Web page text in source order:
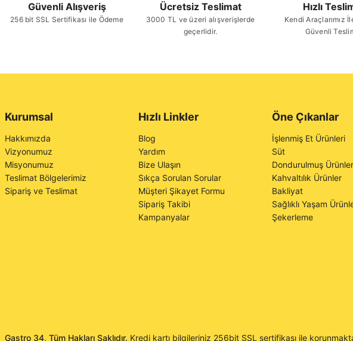
Güvenli Alışveriş
256 bit SSL Sertifikası ile Ödeme
Ücretsiz Teslimat
3000 TL ve üzeri alışverişlerde
geçerlidir.
Hızlı
Kendi Araçlarımız
Güvenli
Kurumsal
Hakkımızda
Vizyonumuz
Misyonumuz
Teslimat Bölgelerimiz
Sipariş ve Teslimat
Hızlı Linkler
Blog
Yardım
Bize Ulaşın
Sıkça Sorulan Sorular
Müşteri Şikayet Formu
Sipariş Takibi
Kampanyalar
Öne Çıkanlar
İşlenmiş Et Ürünleri
Süt
Dondurulmuş Ürünler
Kahvaltılık Ürünler
Bakliyat
Sağlıklı Yaşam
Şekerleme
Gastro 34, Tüm Hakları Saklıdır. Kredi kartı bilgileriniz 256bit SSL sertifikası ile